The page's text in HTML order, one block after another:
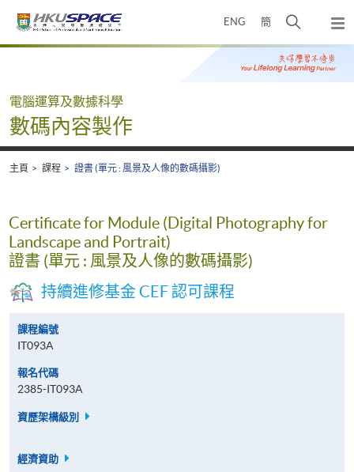
ENG 簡
開
搜
尋
彈
出
主
Main
電腦運算及數據科學
數碼內容製作
主頁 課程 證書 (單元 : 風景及人像的數碼攝影)
Certificate for Module (Digital Photography for
Landscape and Portrait)
證書 (單元 : 風景及人像的數碼攝影)
持續進修基金 CEF 認可課程
課程編號
IT093A
報名代碼
2385-IT093A
資歷架構級別
經濟資助